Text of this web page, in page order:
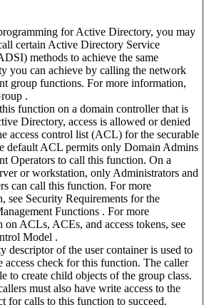
for Active Directory, you may
certain Active Directory Service
methods to achieve the same
you can achieve by calling the network
group functions. For more information,
.
function on a domain controller that is
Directory, access is allowed or denied
access control list (ACL) for the securable
default ACL permits only Domain Admins
Operators to call this function. On a
or workstation, only Administrators and
can call this function. For more
see Security Requirements for the
Functions . For more
on ACLs, ACEs, and access tokens, see
Model .
descriptor of the user container is used to
access check for this function. The caller
to create child objects of the group class.
must also have write access to the
for calls to this function to succeed.